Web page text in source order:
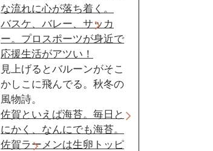
な流れに心が落ち着く。
バスケ、バレー、サッカ
ー。プロスポーツが身近で
応援生活がアツい！
見上げるとバルーンがそこ
かしこに飛んでる。秋冬の
風物詩。
佐賀といえば海苔。毎日と
にかく、なんにでも海苔。
佐賀ラーメンは生卵トッピ